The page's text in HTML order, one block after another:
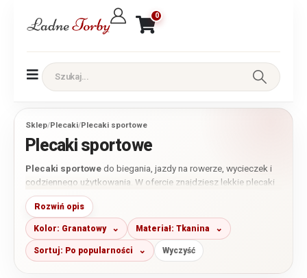
0
Sklep/Plecaki/Plecaki sportowe
Plecaki sportowe
Plecaki sportowedo biegania, jazdy na rowerze, wycieczek i
codziennego użytkowania. W ofercie znajdziesz lekkie plecaki
na jedno lub dwa ramiona, modele rowerowe, trekkingowe,
wielokomorowe, wojskowe, turystyczne oraz wybrane plecaki
wodoodporne. Dostępne są zarówno małe konstrukcje na
najpotrzebniejsze drobiazgi, jak i pojemne modele na dłuższe
wyprawy, do szkoły, pracy lub podróży.
Rozwiń opis
Kolor: Granatowy Materiał: Tkanina
Sortuj: Po popularności Wyczyść